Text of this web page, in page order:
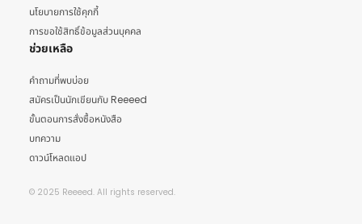
นโยบายการใช้คุกกี้
การขอใช้สิทธิ์ข้อมูลส่วนบุคคล
ช่วยเหลือ
คำถามที่พบบ่อย
สมัครเป็นนักเขียนกับ Reeeed
ขั้นตอนการสั่งซื้อหนังสือ
บทความ
ดาวน์โหลดแอป
© 2025 Reeeed. All rights reserved.